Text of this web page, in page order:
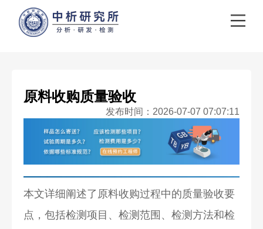
原料收购质量验收
发布时间：2026-07-07 07:07:11
本文详细阐述了原料收购过程中的质量验收要
点，包括检测项目、检测范围、检测方法和检